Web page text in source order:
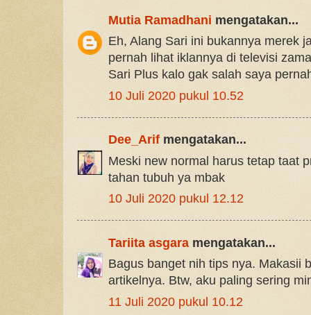
Mutia Ramadhani mengatakan...
Eh, Alang Sari ini bukannya merek
pernah lihat iklannya di televisi
Sari Plus kalo gak salah saya
10 Juli 2020 pukul 10.52
Dee_Arif mengatakan...
Meski new normal harus tetap taat
tahan tubuh ya mbak
10 Juli 2020 pukul 12.12
Tariita asgaramengatakan...
Bagus banget nih tips nya. Makasii
artikelnya. Btw, aku paling sering
11 Juli 2020 pukul 10.12